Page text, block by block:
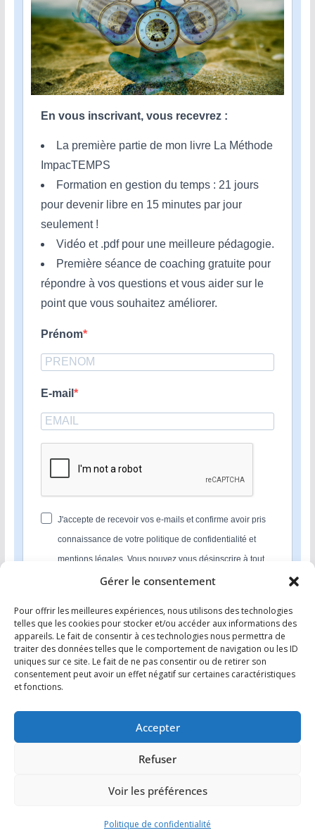
Gérer le consentement
Pour offrir les meilleures expériences, nous utilisons des technologies
telles que les cookies pour stocker et/ou accéder aux informations des
appareils. Le fait de consentir à ces technologies nous permettra de
traiter des données telles que le comportement de navigation ou les ID
uniques sur ce site. Le fait de ne pas consentir ou de retirer son
consentement peut avoir un effet négatif sur certaines caractéristiques
et fonctions.
Accepter
Refuser
Voir les préférences
Politique de confidentialité
En vous inscrivant, vous recevrez :
La première partie de mon livre La Méthode
ImpacTEMPS
Formation en gestion du temps : 21 jours
pour devenir libre en 15 minutes par jour
seulement !
Vidéo et .pdf pour une meilleure pédagogie.
Première séance de coaching gratuite pour
répondre à vos questions et vous aider sur le
point que vous souhaitez améliorer.
Prénom
E-mail
J'accepte de recevoir vos e-mails et confirme avoir pris
connaissance de votre politique de confidentialité et
mentions légales. Vous pouvez vous désinscrire à tout
moment en cliquant sur le lien présent dans nos emails.
S'INSCRIRE
Nous utilisons Sendinblue en tant que plateforme
marketing. En soumettant ce formulaire, vous
reconnaissez que les informations que vous allez fournir
seront transmises à Sendinblue en sa qualité de
Comment investir dans l’immobilier ?
par ThemeGrill. Propulsé par